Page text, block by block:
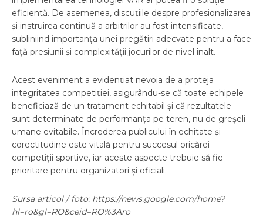
eficientă. De asemenea, discuțiile despre profesionalizarea
și instruirea continuă a arbitrilor au fost intensificate,
subliniind importanța unei pregătiri adecvate pentru a face
față presiunii și complexității jocurilor de nivel înalt.
Acest eveniment a evidențiat nevoia de a proteja
integritatea competiției, asigurându-se că toate echipele
beneficiază de un tratament echitabil și că rezultatele
sunt determinate de performanța pe teren, nu de greșeli
umane evitabile. Încrederea publicului în echitate și
corectitudine este vitală pentru succesul oricărei
competiții sportive, iar aceste aspecte trebuie să fie
prioritare pentru organizatori și oficiali.
Sursa articol / foto: https://news.google.com/home?
hl=ro&gl=RO&ceid=RO%3Aro